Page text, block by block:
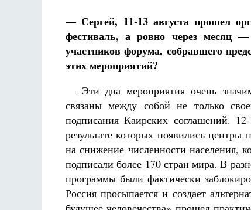
— Сергей, 11-13 августа прошел
фестиваль, а ровно через месяц
участников форума, собравшего
этих мероприятий?
— Эти два мероприятия очень
связаны между собой не только
подписания Каирских соглашений.
результате которых появились
на снижение численности населения,
подписали более 170 стран мира. В
программы были фактически
Россия просыпается и создает